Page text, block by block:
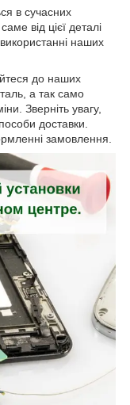
в сучасних
від цієї деталі
наших
до наших
а так само
Зверніть увагу,
доставки.
замовлення.